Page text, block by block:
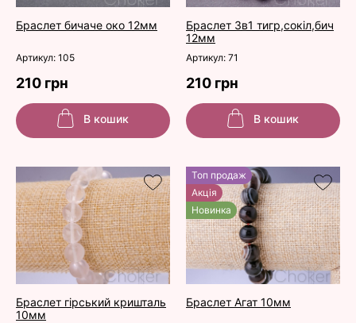
Браслет бичаче око 12мм
Браслет 3в1 тигр,сокіл,бич
12мм
Артикул: 105 Артикул: 71
210 грн 210 грн
В кошик В кошик
Топ продаж
Акція
Новинка
Браслет гірський кришталь
10мм
Браслет Агат 10мм